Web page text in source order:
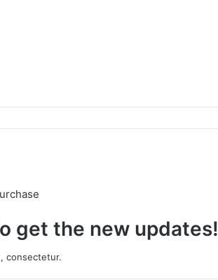
get the new updates!
consectetur.